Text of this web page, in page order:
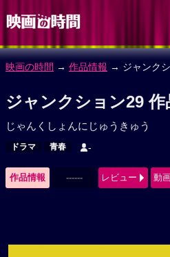
映画の時間 → 作品情報 → ジャンク
ジャンクション29 作
じゃんくしょんにじゅうきゅう
ドラマ 青春 -
作品情報 ------ レビュー 動